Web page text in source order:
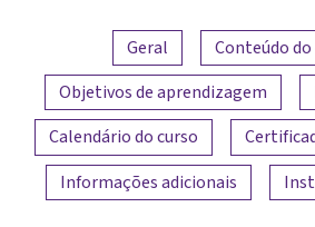
Visão geral do conteúdo
Geral
Conteúdo do
Objetivos de aprendizagem
Calendário do curso
Informações adicionais